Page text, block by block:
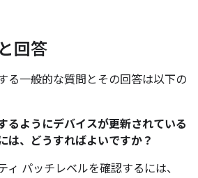
回答
る一般的な質問とその回答は以下の
るようにデバイスが更新されている
は、どうすればよいですか？
ィ パッチレベルを確認するには、